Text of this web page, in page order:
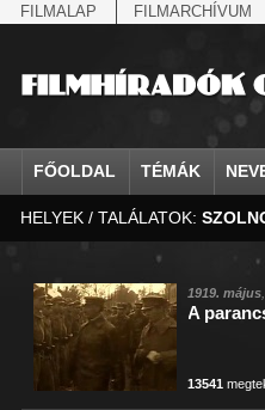
FILMALAP FILMARCHÍVUM
FŐOLDAL TÉMÁK
agrárium
államfő
államosítás
Állatkert
antant
antant
IV. Béla, magyar királ...
Aarons-Hughes, Ruth
Abe Nobuyuki
Aczél György
Aczél
Ádám
Ady
Agárdi
Ágotai
Aarau
Abapuszta
Abony
Ácsteszér
Adony
Adua
Afrika
HELYEK / TALÁLATOK:
1919. május
A
13541